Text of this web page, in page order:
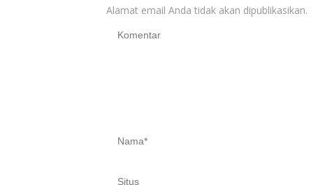
Alamat email Anda tidak akan dipublikasikan.